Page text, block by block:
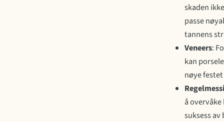
skaden
passe
tannens
Veneers:
kan
nøye
å
suksess